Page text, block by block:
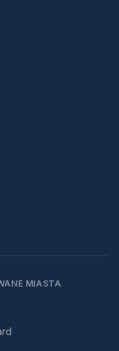
MIASTA